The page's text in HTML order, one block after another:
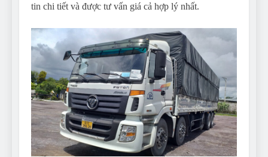
tin chi tiết và được tư vấn giá cả hợp lý nhất.